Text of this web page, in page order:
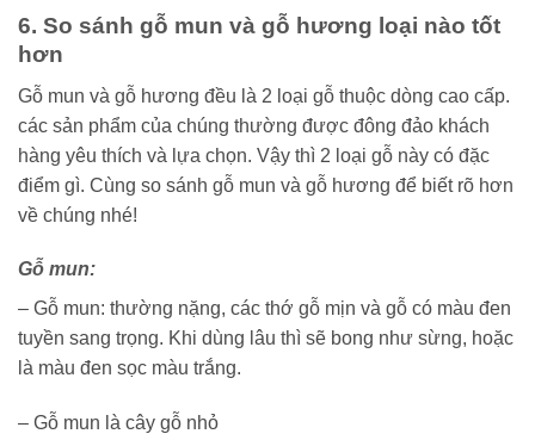
6. So sánh gỗ mun và gỗ hương loại nào tốt
hơn
Gỗ mun và gỗ hương đều là 2 loại gỗ thuộc dòng cao cấp.
các sản phẩm của chúng thường được đông đảo khách
hàng yêu thích và lựa chọn. Vậy thì 2 loại gỗ này có đặc
điểm gì. Cùng so sánh gỗ mun và gỗ hương để biết rõ hơn
về chúng nhé!
Gỗ mun:
– Gỗ mun: thường nặng, các thớ gỗ mịn và gỗ có màu đen
tuyền sang trọng. Khi dùng lâu thì sẽ bong như sừng, hoặc
là màu đen sọc màu trắng.
– Gỗ mun là cây gỗ nhỏ